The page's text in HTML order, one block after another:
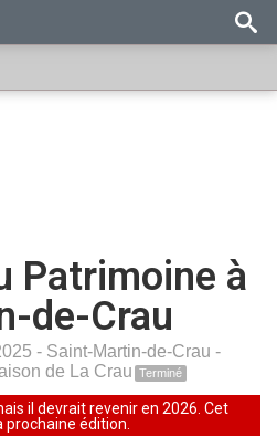
Patrimoine à
de-Crau
- Saint-Martin-de-Crau -
de La Crau Terminé
il devrait revenir en 2026. Cet
édition.